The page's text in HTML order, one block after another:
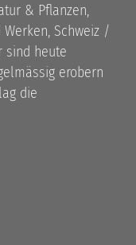
& Pflanzen,
Schweiz /
sind heute
erobern
die